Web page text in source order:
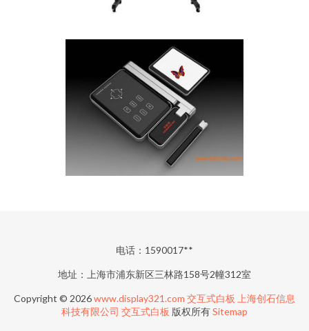
电话：1590017**
地址：上海市浦东新区三林路158号2幢312室
Copyright © 2026www.display321.com 交互式白板
上海创石信息
科技有限公司 交互式白板 版权所有Sitemap